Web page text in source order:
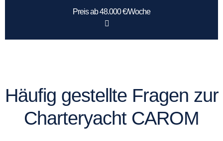
Preis ab 48.000 €/Woche
Häufig gestellte Fragen zur
Charteryacht CAROM